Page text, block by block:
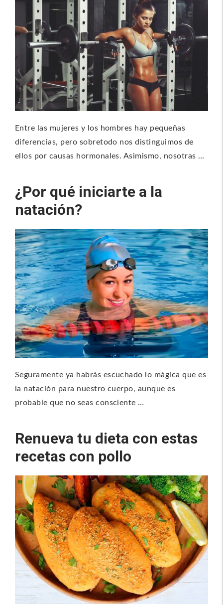
Entre las mujeres y los hombres hay pequeñas
diferencias, pero sobretodo nos distinguimos de
ellos por causas hormonales. Asimismo, nosotras …
¿Por qué iniciarte a la
natación?
Seguramente ya habrás escuchado lo mágica que es
la natación para nuestro cuerpo, aunque es
probable que no seas consciente …
Renueva tu dieta con estas
recetas con pollo